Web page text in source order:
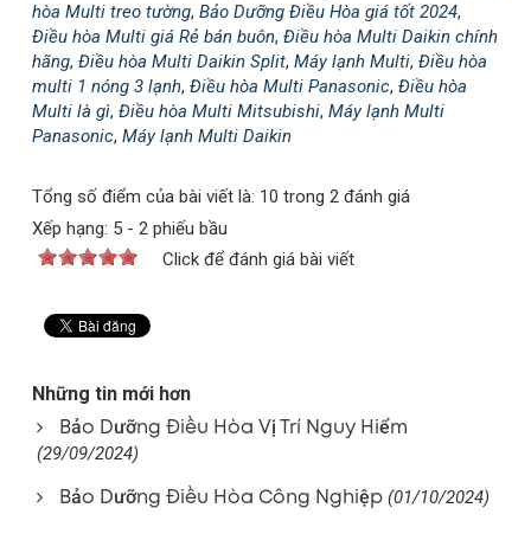
hòa Multi treo tường, Bảo Dưỡng Điều Hòa giá tốt 2024,
Điều hòa Multi giá Rẻ bán buôn, Điều hòa Multi Daikin chính
hãng, Điều hòa Multi Daikin Split, Máy lạnh Multi, Điều hòa
multi 1 nóng 3 lạnh, Điều hòa Multi Panasonic, Điều hòa
Multi là gì, Điều hòa Multi Mitsubishi, Máy lạnh Multi
Panasonic, Máy lạnh Multi Daikin
Tổng số điểm của bài viết là: 10 trong 2 đánh giá
Xếp hạng: 5 - 2 phiếu bầu
Click để đánh giá bài viết
Những tin mới hơn
Bảo Dưỡng Điều Hòa Vị Trí Nguy Hiểm
(29/09/2024)
Bảo Dưỡng Điều Hòa Công Nghiệp (01/10/2024)